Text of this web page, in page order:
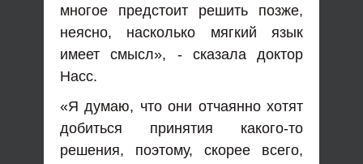
многое предстоит решить позже,
неясно, насколько мягкий язык
имеет смысл», - сказала доктор
Насс.
«Я думаю, что они отчаянно хотят
добиться принятия какого-то
решения, поэтому, скорее всего,